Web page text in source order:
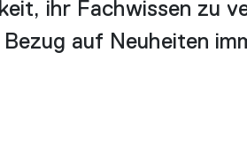
ihr Fachwissen zu
auf Neuheiten